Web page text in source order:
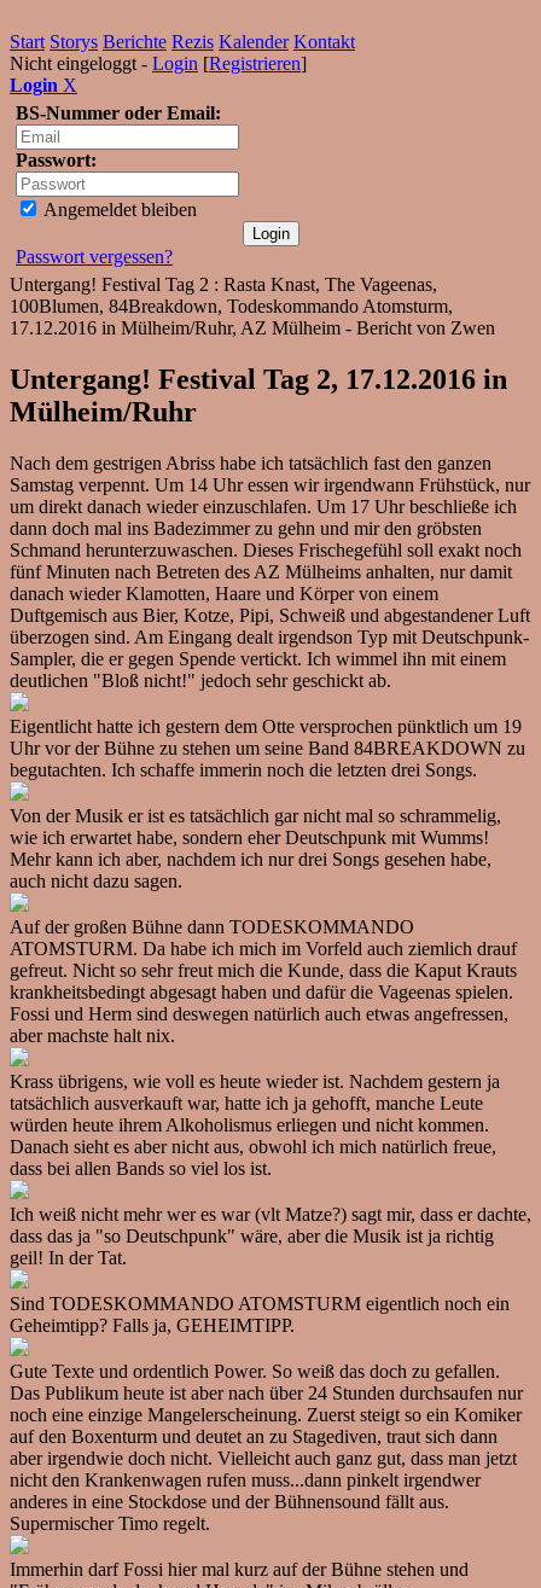
Start Storys Berichte Rezis Kalender Kontakt
Nicht eingeloggt - Login [Registrieren]
Login X
BS-Nummer oder Email:
Passwort:
Angemeldet bleiben
Passwort vergessen?
Untergang! Festival Tag 2 : Rasta Knast, The Vageenas,
100Blumen, 84Breakdown, Todeskommando Atomsturm,
17.12.2016 in Mülheim/Ruhr, AZ Mülheim - Bericht von Zwen
Untergang! Festival Tag 2, 17.12.2016 in
Mülheim/Ruhr
Nach dem gestrigen Abriss habe ich tatsächlich fast den ganzen
Samstag verpennt. Um 14 Uhr essen wir irgendwann Frühstück, nur
um direkt danach wieder einzuschlafen. Um 17 Uhr beschließe ich
dann doch mal ins Badezimmer zu gehn und mir den gröbsten
Schmand herunterzuwaschen. Dieses Frischegefühl soll exakt noch
fünf Minuten nach Betreten des AZ Mülheims anhalten, nur damit
danach wieder Klamotten, Haare und Körper von einem
Duftgemisch aus Bier, Kotze, Pipi, Schweiß und abgestandener Luft
überzogen sind. Am Eingang dealt irgendson Typ mit Deutschpunk-
Sampler, die er gegen Spende vertickt. Ich wimmel ihn mit einem
deutlichen "Bloß nicht!" jedoch sehr geschickt ab.
Eigentlicht hatte ich gestern dem Otte versprochen pünktlich um 19
Uhr vor der Bühne zu stehen um seine Band 84BREAKDOWN zu
begutachten. Ich schaffe immerin noch die letzten drei Songs.
Von der Musik er ist es tatsächlich gar nicht mal so schrammelig,
wie ich erwartet habe, sondern eher Deutschpunk mit Wumms!
Mehr kann ich aber, nachdem ich nur drei Songs gesehen habe,
auch nicht dazu sagen.
Auf der großen Bühne dann TODESKOMMANDO
ATOMSTURM. Da habe ich mich im Vorfeld auch ziemlich drauf
gefreut. Nicht so sehr freut mich die Kunde, dass die Kaput Krauts
krankheitsbedingt abgesagt haben und dafür die Vageenas spielen.
Fossi und Herm sind deswegen natürlich auch etwas angefressen,
aber machste halt nix.
Krass übrigens, wie voll es heute wieder ist. Nachdem gestern ja
tatsächlich ausverkauft war, hatte ich ja gehofft, manche Leute
würden heute ihrem Alkoholismus erliegen und nicht kommen.
Danach sieht es aber nicht aus, obwohl ich mich natürlich freue,
dass bei allen Bands so viel los ist.
Ich weiß nicht mehr wer es war (vlt Matze?) sagt mir, dass er dachte,
dass das ja "so Deutschpunk" wäre, aber die Musik ist ja richtig
geil! In der Tat.
Sind TODESKOMMANDO ATOMSTURM eigentlich noch ein
Geheimtipp? Falls ja, GEHEIMTIPP.
Gute Texte und ordentlich Power. So weiß das doch zu gefallen.
Das Publikum heute ist aber nach über 24 Stunden durchsaufen nur
noch eine einzige Mangelerscheinung. Zuerst steigt so ein Komiker
auf den Boxenturm und deutet an zu Stagediven, traut sich dann
aber irgendwie doch nicht. Vielleicht auch ganz gut, dass man jetzt
nicht den Krankenwagen rufen muss...dann pinkelt irgendwer
anderes in eine Stockdose und der Bühnensound fällt aus.
Supermischer Timo regelt.
Immerhin darf Fossi hier mal kurz auf der Bühne stehen und